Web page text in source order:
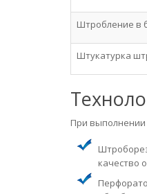
Штробление в
Штукатурка
При выполнении
качество